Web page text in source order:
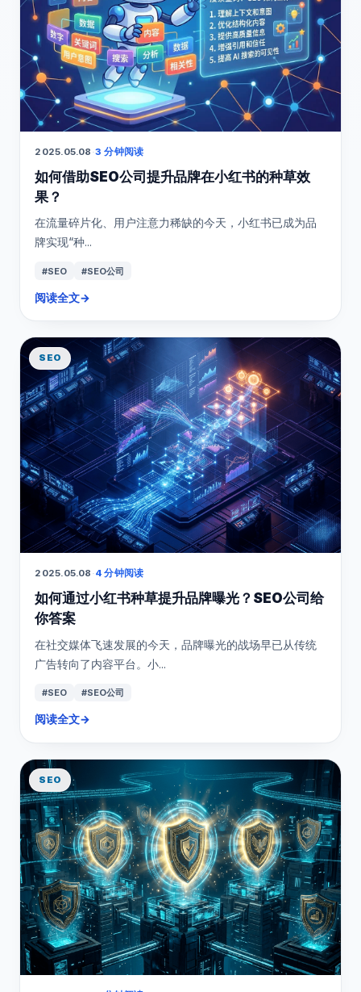
2025.05.08 ·3 分钟阅读
如何借助SEO公司提升品牌在小红书的种草效
果？
在流量碎片化、用户注意力稀缺的今天，小红书已成为品
牌实现“种...
#SEO #SEO公司
阅读全文→
SEO
2025.05.08 ·4 分钟阅读
如何通过小红书种草提升品牌曝光？SEO公司给
你答案
在社交媒体飞速发展的今天，品牌曝光的战场早已从传统
广告转向了内容平台。小...
#SEO #SEO公司
阅读全文→
SEO